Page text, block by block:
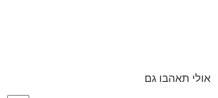
אולי תאהבו גם